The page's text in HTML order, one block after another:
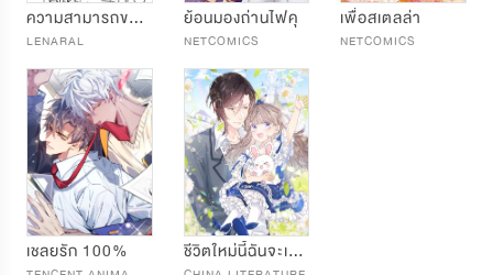
ความสามารถของเธอ
LENARAL
ย้อนมองถ่านไฟคุ
NETCOMICS
เพื่อสเตลล่า
NETCOMICS
เชลยรัก 100%
ชีวิตใหม่นี้ฉันจะเป็นลูกสาวมือโปร